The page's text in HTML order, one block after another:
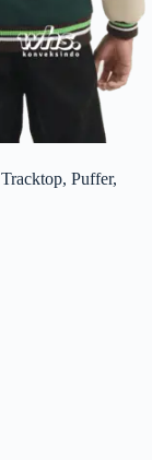
Puffer,